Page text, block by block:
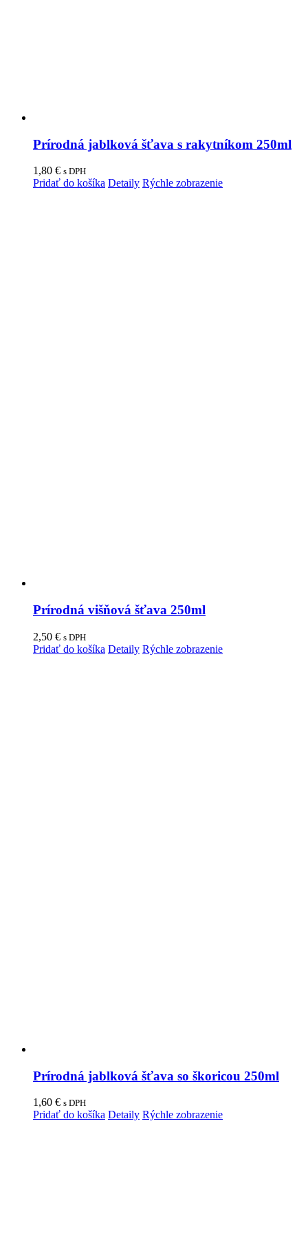
Prírodná jablková šťava s rakytníkom 250ml
1,80 € s DPH
Pridať do košíka Detaily Rýchle zobrazenie
Prírodná višňová šťava 250ml
2,50 € s DPH
Pridať do košíka Detaily Rýchle zobrazenie
Prírodná jablková šťava so škoricou 250ml
1,60 € s DPH
Pridať do košíka Detaily Rýchle zobrazenie